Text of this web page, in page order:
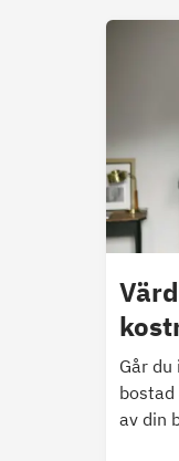
Går
bostad
av din